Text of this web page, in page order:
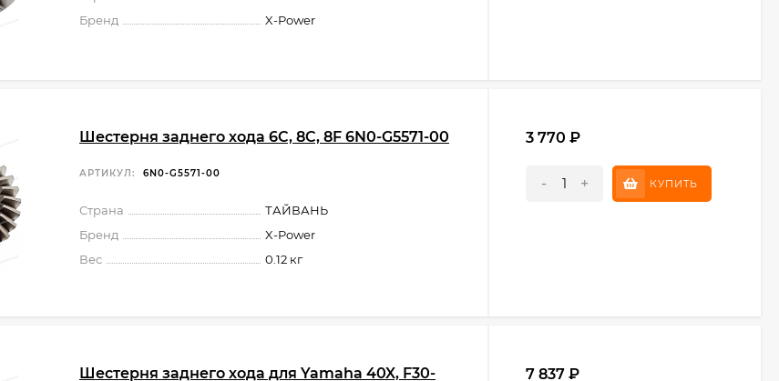
Бренд
X-Power
Шестерня заднего хода 6C, 8C, 8F 6N0-G5571-00
АРТИКУЛ: 6N0-G5571-00
Страна
ТАЙВАНЬ
Бренд
X-Power
Вес
0.12 кг
3 770 ₽
- + КУПИТЬ
Шестерня заднего хода для Yamaha 40X, F30-
7 837 ₽